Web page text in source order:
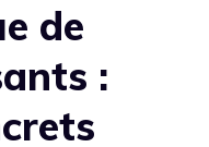
de
: